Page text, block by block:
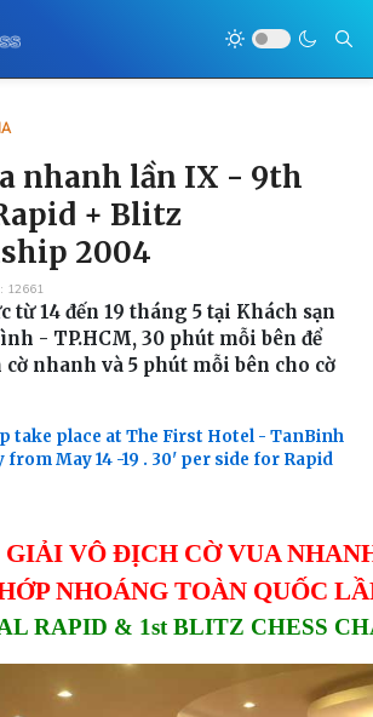
nhanh lần IX - 9th
+ Blitz
2004
12661
từ 14 đến 19 tháng 5 tại Khách sạn
- TP.HCM, 30 phút mỗi bên để
nhanh và 5 phút mỗi bên cho cờ
take place at The First Hotel - TanBinh
May 14 -19 . 30' per side for Rapid
GIẢI VÔ ĐỊCH CỜ VUA
NHOÁNG TOÀN QUỐC
RAPID & 1st BLITZ CHESS